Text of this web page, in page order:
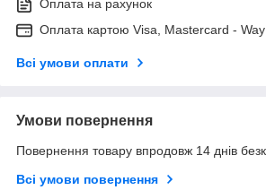
Оплата на рахунок
Оплата картою Visa, Mastercard -
Всі умови оплати
Умови повернення
Повернення товару впродовж 14 днів
Всі умови повернення